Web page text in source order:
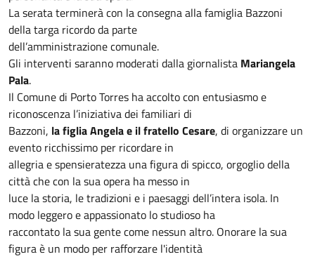
La serata terminerà con la consegna alla famiglia Bazzoni
della targa ricordo da parte
dell’amministrazione comunale.
Gli interventi saranno moderati dalla giornalista Mariangela
Pala.
Il Comune di Porto Torres ha accolto con entusiasmo e
riconoscenza l’iniziativa dei familiari di
Bazzoni, la figlia Angela e il fratello Cesare, di organizzare un
evento ricchissimo per ricordare in
allegria e spensieratezza una figura di spicco, orgoglio della
città che con la sua opera ha messo in
luce la storia, le tradizioni e i paesaggi dell’intera isola. In
modo leggero e appassionato lo studioso ha
raccontato la sua gente come nessun altro. Onorare la sua
figura è un modo per rafforzare l'identità